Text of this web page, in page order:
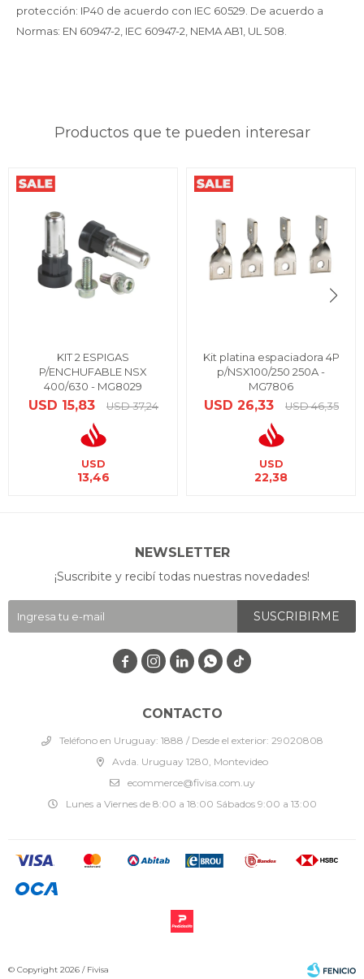
protección: IP40 de acuerdo con IEC 60529. De acuerdo a
Normas: EN 60947-2, IEC 60947-2, NEMA AB1, UL 508.
Productos que te pueden interesar
KIT 2 ESPIGAS
P/ENCHUFABLE NSX
400/630 - MG8029
USD 15,83 USD 37,24
USD
13,46
Kit platina espaciadora 4P
p/NSX100/250 250A -
MG7806
USD 26,33 USD 46,35
USD
22,38
CONTACTO
Teléfono en Uruguay: 1888 / Desde el exterior: 29020808
Avda. Uruguay 1280, Montevideo
ecommerce@fivisa.com.uy
Lunes a Viernes de 8:00 a 18:00 Sábados 9:00 a 13:00
NEWSLETTER
¡Suscribite y recibí todas nuestras novedades!
SUSCRIBIRME
   
© Copyright 2026 / Fivisa